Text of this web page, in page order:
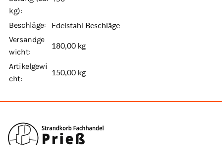
kg):
Beschläge:
Edelstahl Beschläge
Versandge
wicht:
180,00 kg
Artikelgewi
cht:
150,00 kg